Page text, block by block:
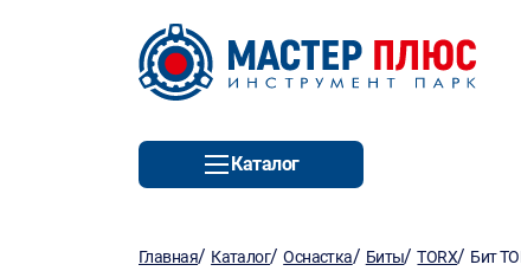
Каталог
Главная/ Каталог/Оснастка/ Биты/TORX/ Бит